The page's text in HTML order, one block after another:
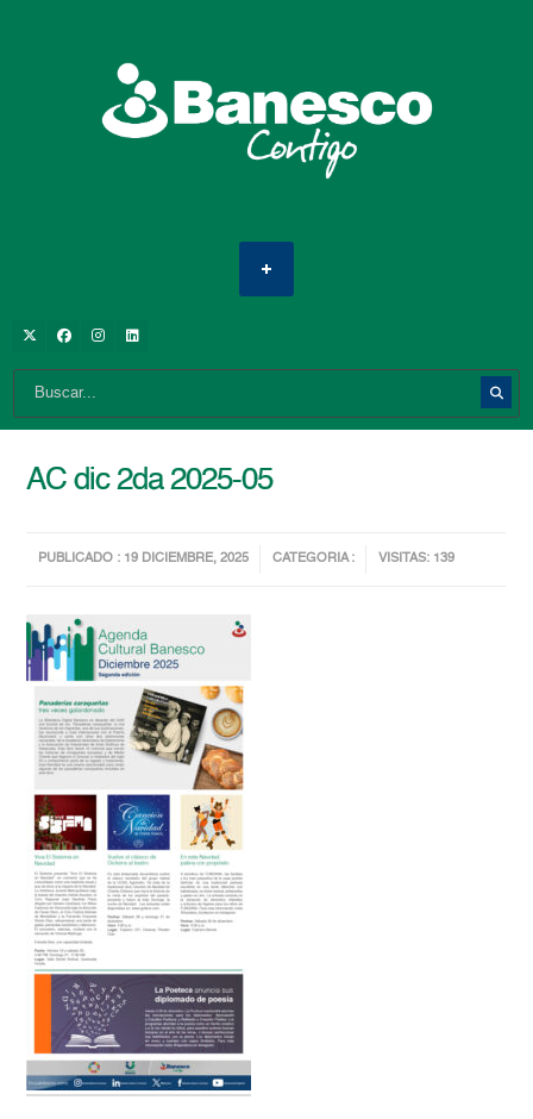
AC dic 2da 2025-05
PUBLICADO : 19 DICIEMBRE, 2025 CATEGORIA : VISITAS: 139